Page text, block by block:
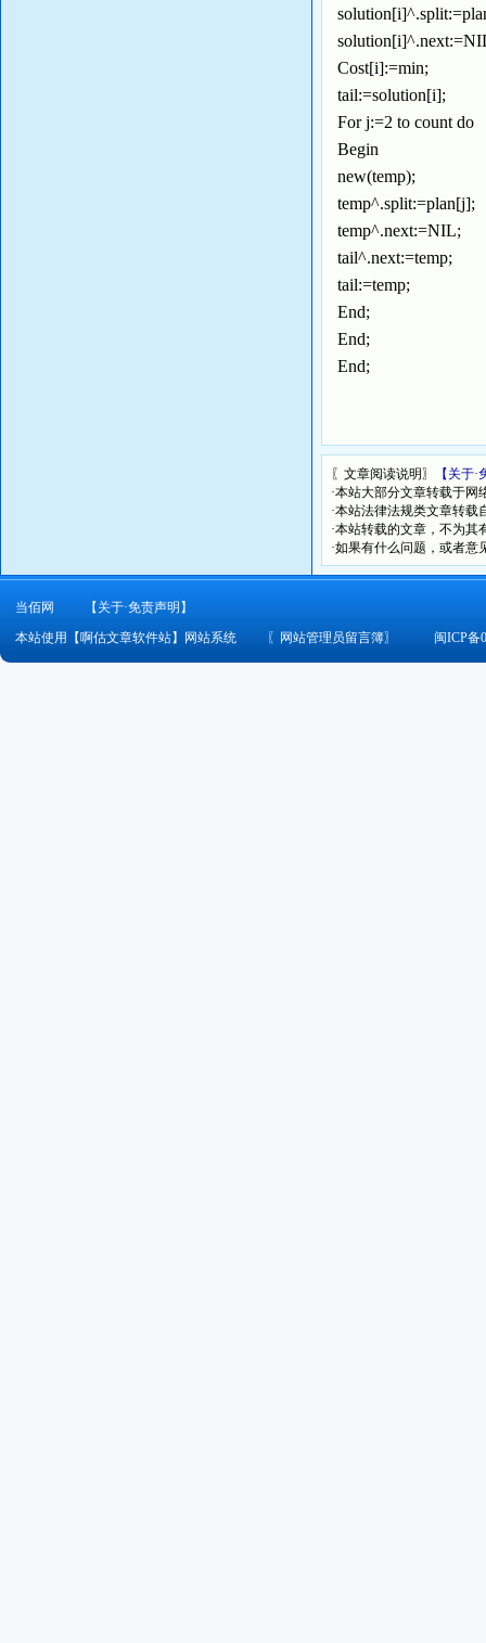
Cost[i]:=min;
tail:=solution[i];
For j:=2 to count do
Begin
new(temp);
temp^.split:=plan[j];
temp^.next:=NIL;
tail^.next:=temp;
tail:=temp;
End;
End;
End;
〖文章阅读说明〗
【关于
·本站大部分文章转载于
·本站法律法规类文章转
·本站转载的文章，不为
·如果有什么问题，或者意
当佰网
【关于·免责声明】
本站使用【啊估文章软件站】网站系统
〖 网站管理员留言簿〗 闽ICP备